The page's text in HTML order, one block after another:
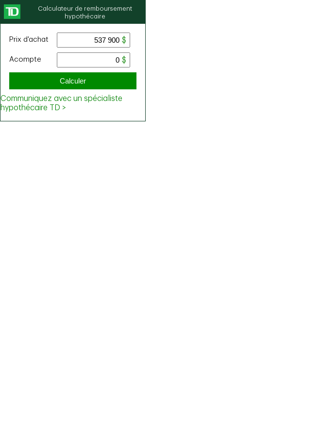
Calculateur de remboursement
hypothécaire
Prix ​​d'achat
Acompte
Calculer
Communiquez avec un spécialiste
hypothécaire TD >